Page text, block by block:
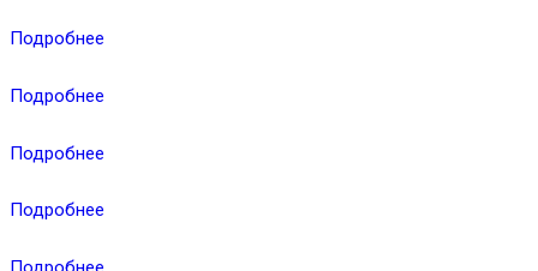
Подробнее
Подробнее
Подробнее
Подробнее